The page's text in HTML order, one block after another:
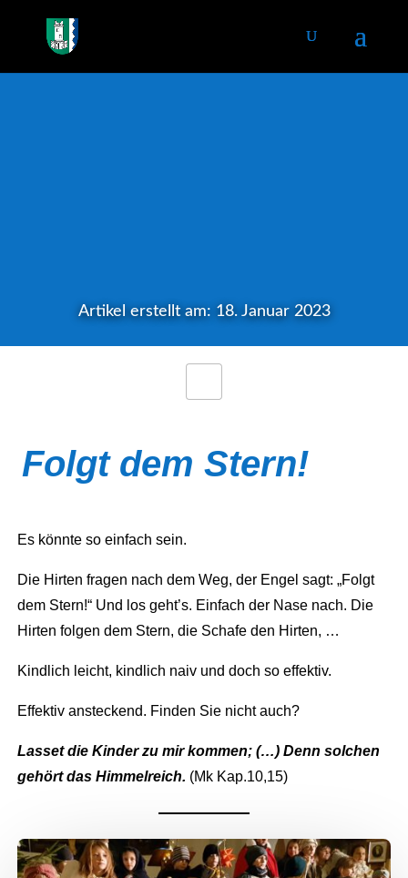
Artikel erstellt am: 18. Januar 2023
Folgt dem Stern!
Es könnte so einfach sein.
Die Hirten fragen nach dem Weg, der Engel sagt: „Folgt
dem Stern!“ Und los geht’s. Einfach der Nase nach. Die
Hirten folgen dem Stern, die Schafe den Hirten, …
Kindlich leicht, kindlich naiv und doch so effektiv.
Effektiv ansteckend. Finden Sie nicht auch?
Lasset die Kinder zu mir kommen; (…) Denn solchen
gehört das Himmelreich. (Mk Kap.10,15)